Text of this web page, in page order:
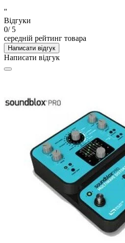
"
Відгуки
0/ 5
середній рейтинг товара
Написати відгук
Написати відгук